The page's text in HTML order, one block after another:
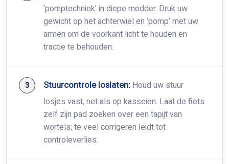
‘pomptechniek’ in diepe modder. Druk uw
gewicht op het achterwiel en ‘pomp’ met uw
armen om de voorkant licht te houden en
tractie te behouden.
Stuurcontrole loslaten: Houd uw stuur
losjes vast, net als op kasseien. Laat de fiets
zelf zijn pad zoeken over een tapijt van
wortels; te veel corrigeren leidt tot
controleverlies.